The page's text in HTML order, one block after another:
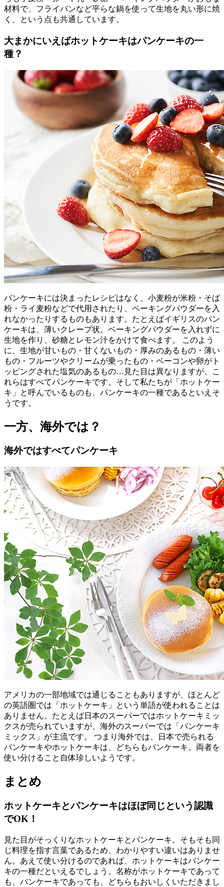
材料で、フライパンなど平らな鍋を使って生地を丸い形に焼
く、という点も共通しています。
大まかにいえばホットケーキはパンケーキの一
種？
パンケーキには決まったレシピはなく、小麦粉が米粉・そば
粉・ライ麦粉などで代用されたり、ベーキングパウダーを入
れなかったりするものもあります。たとえばイギリスのパン
ケーキは、薄いクレープ状。ベーキングパウダーを入れずに
生地を作り、砂糖とレモン汁をかけて食べます。 このよう
に、生地が甘いもの・甘くないもの・厚みのあるもの・薄い
もの・フルーツやクリームが乗ったもの・ベーコンや卵がト
ッピングされた塩気のあるもの…見た目は異なりますが、こ
れらはすべてパンケーキです。そして私たちが「ホットケー
キ」と呼んでいるものも、パンケーキの一種であるといえそ
うです。
一方、海外では？
海外ではすべてパンケーキ
アメリカの一部地域では通じることもありますが、ほとんど
の英語圏では「ホットケーキ」という単語が使われることは
ありません。たとえば日本のスーパーではホットケーキミッ
クスが売られていますが、海外のスーパーでは「パンケーキ
ミックス」が主流です。 つまり海外では、日本で売られる
パンケーキやホットケーキは、どちらもパンケーキ。両者を
使い分けること自体珍しいようです。
まとめ
ホットケーキとパンケーキはほぼ同じという認識
でOK！
見た目がそっくりなホットケーキとパンケーキ。そもそも同
じ料理を指す言葉であるため、わかりやすい違いはありませ
ん。あえて使い分けるのであれば、ホットケーキはパンケー
キの一種だといえるでしょう。名称がホットケーキであって
も、パンケーキであっても、どちらもおいしくいただきまし